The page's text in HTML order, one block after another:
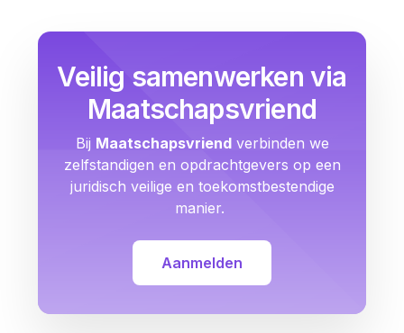
Veilig samenwerken via
Maatschapsvriend
Bij Maatschapsvriendverbinden we
zelfstandigen en opdrachtgevers op een
juridisch veilige en toekomstbestendige
manier.
Aanmelden